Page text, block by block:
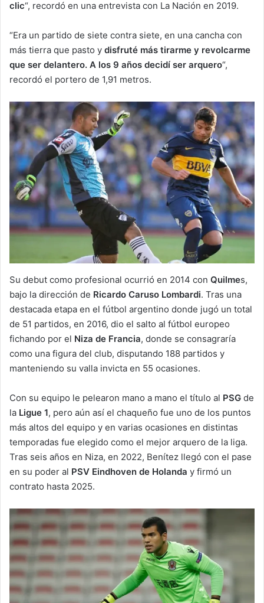
clic“, recordó en una entrevista con La Nación en 2019.
“Era un partido de siete contra siete, en una cancha con
más tierra que pasto y disfruté más tirarme y revolcarme
que ser delantero. A los 9 años decidí ser arquero“,
recordó el portero de 1,91 metros.
Su debut como profesional ocurrió en 2014 con Quilmes,
bajo la dirección de Ricardo Caruso Lombardi. Tras una
destacada etapa en el fútbol argentino donde jugó un total
de 51 partidos, en 2016, dio el salto al fútbol europeo
fichando por el Niza de Francia, donde se consagraría
como una figura del club, disputando 188 partidos y
manteniendo su valla invicta en 55 ocasiones.
Con su equipo le pelearon mano a mano el título al PSG de
la Ligue 1, pero aún así el chaqueño fue uno de los puntos
más altos del equipo y en varias ocasiones en distintas
temporadas fue elegido como el mejor arquero de la liga.
Tras seis años en Niza, en 2022, Benítez llegó con el pase
en su poder al PSV Eindhoven de Holanda y firmó un
contrato hasta 2025.